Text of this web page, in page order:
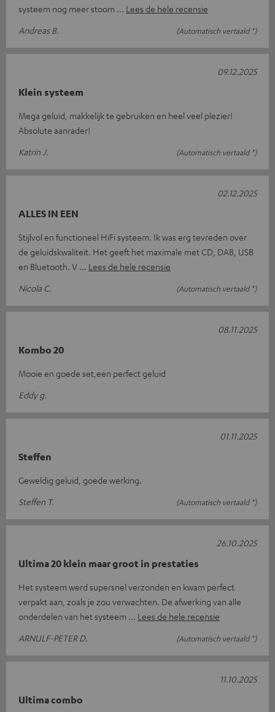
systeem nog meer stoom
Lees de hele recensie
Andreas B.
(Automatisch vertaald *)
Klein systeem
Mega geluid, makkelijk te gebruiken en heel veel plezier!
Absolute aanrader!
Katrin J.
(Automatisch vertaald *)
09.12.2025
ALLES IN EEN
Stijlvol en functioneel HiFi systeem. Ik was erg tevreden over
de geluidskwaliteit. Het geeft het maximale met CD, DAB, USB
en Bluetooth. V
Lees de hele recensie
Nicola C.
(Automatisch vertaald *)
02.12.2025
Kombo 20
Mooie en goede set,een perfect geluid
Eddy g.
08.11.2025
Steffen
Geweldig geluid, goede werking.
Steffen T.
(Automatisch vertaald *)
01.11.2025
Ultima 20 klein maar groot in prestaties
Het systeem werd supersnel verzonden en kwam perfect
verpakt aan, zoals je zou verwachten. De afwerking van alle
onderdelen van het systeem
Lees de hele recensie
ARNULF-PETER D.
(Automatisch vertaald *)
26.10.2025
Ultima combo
11.10.2025